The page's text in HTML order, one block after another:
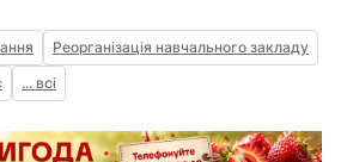
Реорганізація навчального закладу
... всі